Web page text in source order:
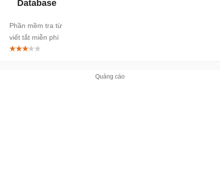
Database
Phần mềm tra từ
viết tắt miễn phí